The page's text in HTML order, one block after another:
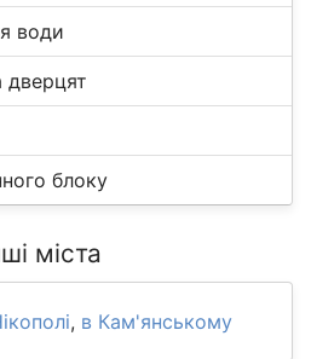
води
дверцят
блоку
міста
, в Кам'янському